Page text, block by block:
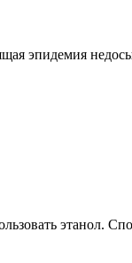
эпидемия
этанол.